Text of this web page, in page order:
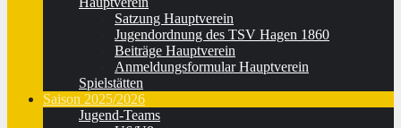
Satzung Hauptverein
Jugendordnung des TSV Hagen 1860
Beiträge Hauptverein
Anmeldungsformular Hauptverein
Spielstätten
Saison 2025/2026
Jugend-Teams